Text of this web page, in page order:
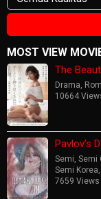
MOST VIEW
The
Drama,
10664
Pavlov’s
Semi, Semi
Semi Korea,
7659 Views